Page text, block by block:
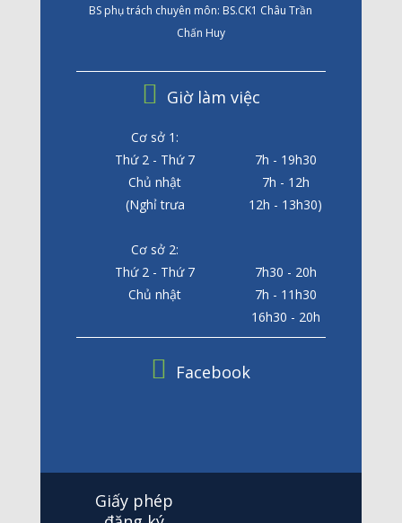
BS phụ trách chuyên môn: BS.CK1 Châu Trần
Chấn Huy
Giờ làm việc
Cơ sở 1:
Thứ 2 - Thứ 7
7h - 19h30
Chủ nhật
7h - 12h
(Nghỉ trưa
12h - 13h30)
Cơ sở 2:
Thứ 2 - Thứ 7
7h30 - 20h
Chủ nhật
7h - 11h30
16h30 - 20h
Facebook
Giấy phép